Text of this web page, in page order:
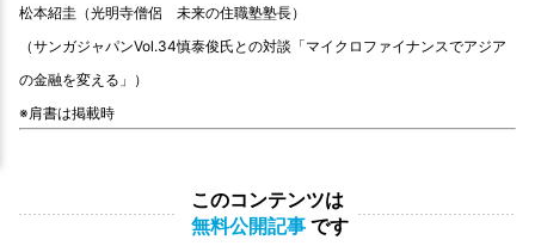
松本紹圭（光明寺僧侶 未来の住職塾塾長）
（サンガジャパンVol.34慎泰俊氏との対談「マイクロファイナンスでアジア
の金融を変える」）
※肩書は掲載時
このコンテンツは
無料公開記事 です